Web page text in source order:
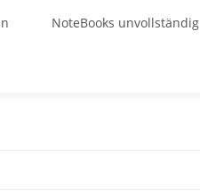
NoteBooks unvollständig